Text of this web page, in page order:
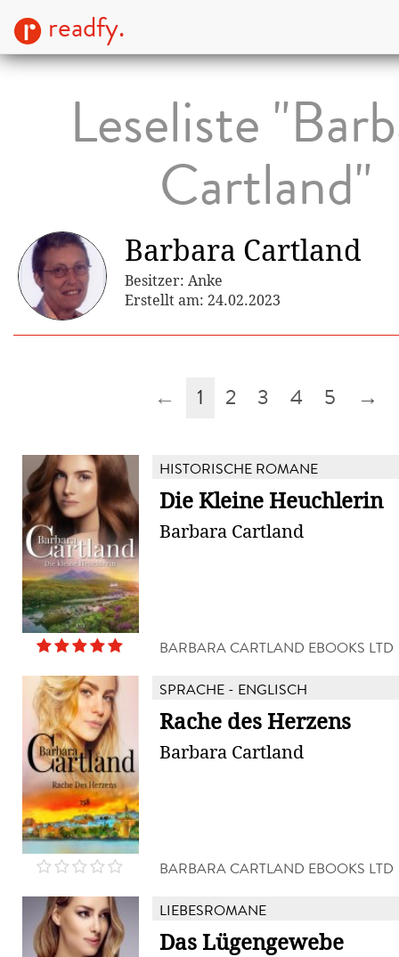
readfy.
Leseliste
Cartland"
Barbara Cartland
Besitzer: Anke
Erstellt am: 24.02.2023
← 1 2 3 4 5 →
HISTORISCHE ROMANE
Die Kleine Heuchlerin
Barbara Cartland
BARBARA CARTLAND EBOOKS LTD
SPRACHE - ENGLISCH
Rache des Herzens
Barbara Cartland
BARBARA CARTLAND EBOOKS LTD
LIEBESROMANE
Das Lügengewebe